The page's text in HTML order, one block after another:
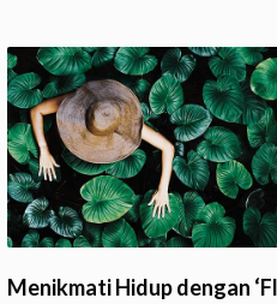
Menikmati Hidup dengan